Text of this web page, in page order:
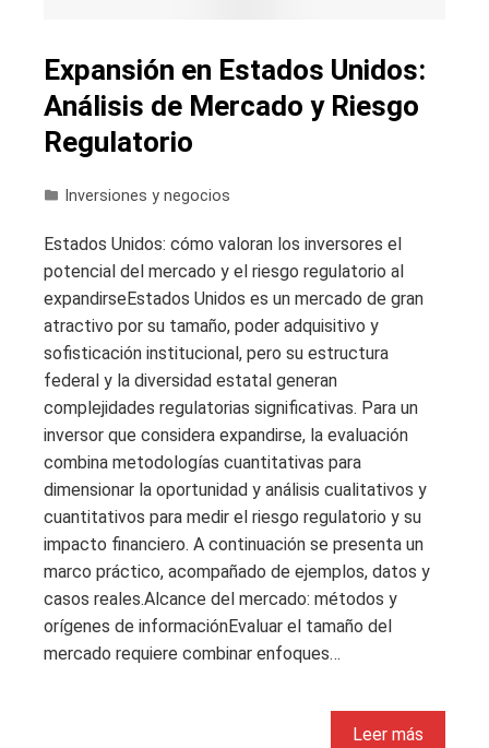
Expansión en Estados Unidos:
Análisis de Mercado y Riesgo
Regulatorio
Inversiones y negocios
Estados Unidos: cómo valoran los inversores el
potencial del mercado y el riesgo regulatorio al
expandirseEstados Unidos es un mercado de gran
atractivo por su tamaño, poder adquisitivo y
sofisticación institucional, pero su estructura
federal y la diversidad estatal generan
complejidades regulatorias significativas. Para un
inversor que considera expandirse, la evaluación
combina metodologías cuantitativas para
dimensionar la oportunidad y análisis cualitativos y
cuantitativos para medir el riesgo regulatorio y su
impacto financiero. A continuación se presenta un
marco práctico, acompañado de ejemplos, datos y
casos reales.Alcance del mercado: métodos y
orígenes de informaciónEvaluar el tamaño del
mercado requiere combinar enfoques…
Leer más